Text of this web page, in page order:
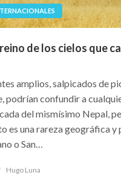
de los cielos que
amplios, salpicados de
podrían confundir a
del mismísimo Nepal,
es una rareza geográfica
o San…
Hugo Luna